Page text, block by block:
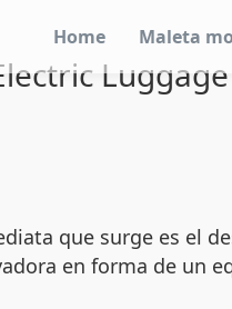
Home Maleta
que surge es el
en forma de un